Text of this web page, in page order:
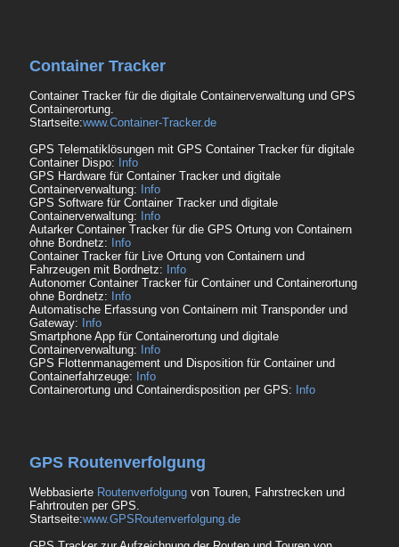
Container Tracker
Container Tracker für die digitale Containerverwaltung und GPS
Containerortung.
Startseite:www.Container-Tracker.de
GPS Telematiklösungen mit GPS Container Tracker für digitale
Container Dispo: Info
GPS Hardware für Container Tracker und digitale
Containerverwaltung: Info
GPS Software für Container Tracker und digitale
Containerverwaltung: Info
Autarker Container Tracker für die GPS Ortung von Containern
ohne Bordnetz: Info
Container Tracker für Live Ortung von Containern und
Fahrzeugen mit Bordnetz: Info
Autonomer Container Tracker für Container und Containerortung
ohne Bordnetz: Info
Automatische Erfassung von Containern mit Transponder und
Gateway: Info
Smartphone App für Containerortung und digitale
Containerverwaltung: Info
GPS Flottenmanagement und Disposition für Container und
Containerfahrzeuge: Info
Containerortung und Containerdisposition per GPS: Info
GPS Routenverfolgung
Webbasierte Routenverfolgung von Touren, Fahrstrecken und
Fahrtrouten per GPS.
Startseite:www.GPSRoutenverfolgung.de